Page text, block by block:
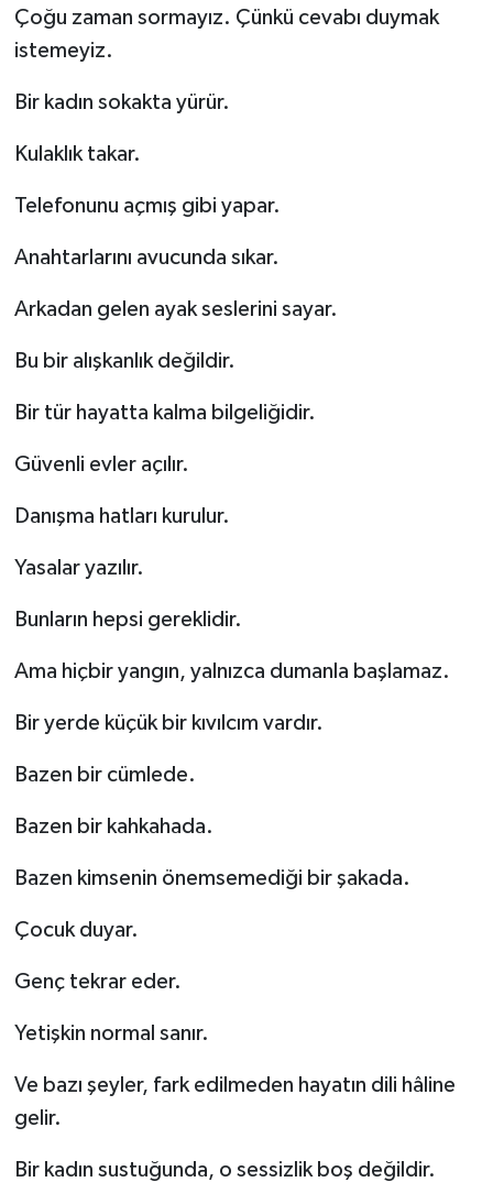
Çoğu zaman sormayız. Çünkü cevabı duymak
istemeyiz.
Bir kadın sokakta yürür.
Kulaklık takar.
Telefonunu açmış gibi yapar.
Anahtarlarını avucunda sıkar.
Arkadan gelen ayak seslerini sayar.
Bu bir alışkanlık değildir.
Bir tür hayatta kalma bilgeliğidir.
Güvenli evler açılır.
Danışma hatları kurulur.
Yasalar yazılır.
Bunların hepsi gereklidir.
Ama hiçbir yangın, yalnızca dumanla başlamaz.
Bir yerde küçük bir kıvılcım vardır.
Bazen bir cümlede.
Bazen bir kahkahada.
Bazen kimsenin önemsemediği bir şakada.
Çocuk duyar.
Genç tekrar eder.
Yetişkin normal sanır.
Ve bazı şeyler, fark edilmeden hayatın dili hâline
gelir.
Bir kadın sustuğunda, o sessizlik boş değildir.